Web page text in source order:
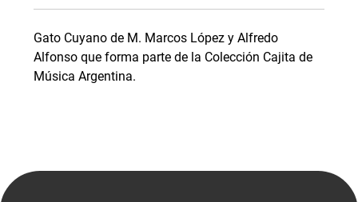
Gato Cuyano de M. Marcos López y Alfredo
Alfonso que forma parte de la Colección Cajita de
Música Argentina.